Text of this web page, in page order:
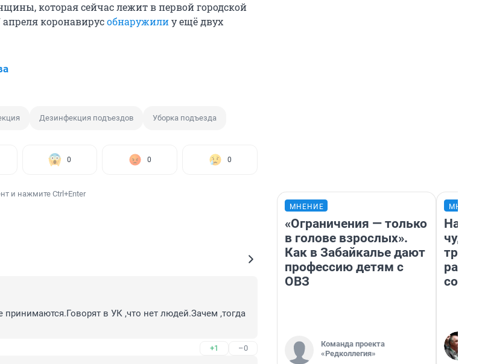
которая сейчас лежит в первой городской
коронавирусобнаружилиу ещё двух
Дезинфекция подъездов Уборка подъезда
0 0 0
и нажмите Ctrl+Enter
принимаются.Говорят в УК ,что нет людей.Зачем ,тогда
+1 –0
МНЕНИЕ
«Ограничения — только
в голове взрослых».
Как в Забайкалье дают
профессию детям с
ОВЗ
Команда проекта
«Редколлегия»